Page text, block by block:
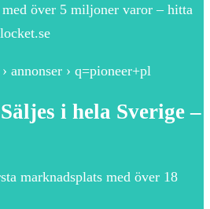
med över 5 miljoner varor – hitta
annonser › q=pioneer+pl
i hela Sverige –
marknadsplats med över 18